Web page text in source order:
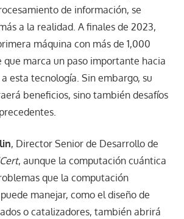
de información, se
a la realidad. A finales de 2023,
máquina con más de 1,000
que marca un paso importante hacia
esta tecnología. Sin embargo, su
beneficios, sino también desafíos
, Director Senior de Desarrollo de
, aunque la computación cuántica
que la computación
manejar, como el diseño de
o catalizadores, también abrirá